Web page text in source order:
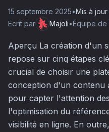
15 septembre 2025•Mis à jour
Ecrit par
Majoli•Équipe de
Aperçu La création d'un
repose sur cinq étapes
crucial de choisir une
conception d'un contenu
pour capter l'attention
l'optimisation du
visibilité en ligne. En